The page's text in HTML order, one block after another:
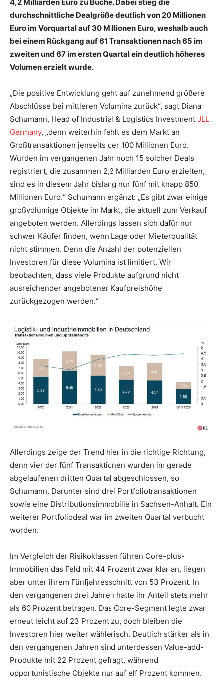
4,2 Milliarden Euro zu Buche. Dabei stieg die
durchschnittliche Dealgröße deutlich von 20 Millionen
Euro im Vorquartal auf 30 Millionen Euro, weshalb auch
bei einem Rückgang auf 61 Transaktionen nach 65 im
zweiten und 67 im ersten Quartal ein deutlich höheres
Volumen erzielt wurde.
„Die positive Entwicklung geht auf zunehmend größere
Abschlüsse bei mittleren Volumina zurück“, sagt Diana
Schumann, Head of Industrial & Logistics Investment JLL
Germany, „denn weiterhin fehlt es dem Markt an
Großtransaktionen jenseits der 100 Millionen Euro.
Wurden im vergangenen Jahr noch 15 solcher Deals
registriert, die zusammen 2,2 Milliarden Euro erzielten,
sind es in diesem Jahr bislang nur fünf mit knapp 850
Millionen Euro.“ Schumann ergänzt: „Es gibt zwar einige
großvolumige Objekte im Markt, die aktuell zum Verkauf
angeboten werden. Allerdings lassen sich dafür nur
schwer Käufer finden, wenn Lage oder Mieterqualität
nicht stimmen. Denn die Anzahl der potenziellen
Investoren für diese Volumina ist limitiert. Wir
beobachten, dass viele Produkte aufgrund nicht
ausreichender angebotener Kaufpreishöhe
zurückgezogen werden.“
Allerdings zeige der Trend hier in die richtige Richtung,
denn vier der fünf Transaktionen wurden im gerade
abgelaufenen dritten Quartal abgeschlossen, so
Schumann. Darunter sind drei Portfoliotransaktionen
sowie eine Distributionsimmobilie in Sachsen-Anhalt. Ein
weiterer Portfoliodeal war im zweiten Quartal verbucht
worden.
Im Vergleich der Risikoklassen führen Core-plus-
Immobilien das Feld mit 44 Prozent zwar klar an, liegen
aber unter ihrem Fünfjahresschnitt von 53 Prozent. In
den vergangenen drei Jahren hatte ihr Anteil stets mehr
als 60 Prozent betragen. Das Core-Segment legte zwar
erneut leicht auf 23 Prozent zu, doch bleiben die
Investoren hier weiter wählerisch. Deutlich stärker als in
den vergangenen Jahren sind unterdessen Value-add-
Produkte mit 22 Prozent gefragt, während
opportunistische Objekte nur auf elf Prozent kommen.